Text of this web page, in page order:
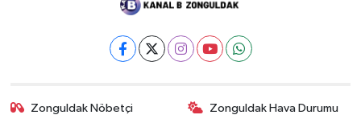
Zonguldak Nöbetçi
Zonguldak Hava Durumu